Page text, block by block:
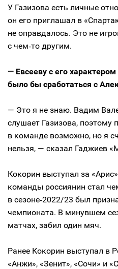
У Газизова есть личные
он его приглашал в
не оправдалось. Это не
с чем‑то другим.
— Евсееву с его
было бы сработаться с
— Это я не знаю. Вадим
слушает Газизова, поэтому
в команде возможно, но я
нельзя, — сказал Гаджиев
Кокорин выступал за
команды россиянин стал
в сезоне‑2022/23 был
чемпионата. В минувшем
матчах, забил один мяч.
Ранее Кокорин выступал в
«Анжи», «Зенит», «Сочи» и